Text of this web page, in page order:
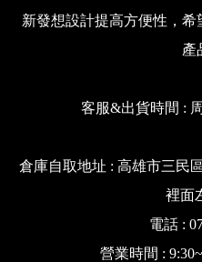
新發想設計提高方便性，
產
客服&出貨時間 :
倉庫自取地址 : 高雄市三民
裡面
電話 :
營業時間 :